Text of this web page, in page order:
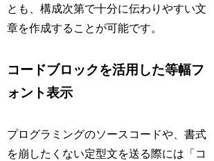
とも、構成次第で十分に伝わりやすい文
章を作成することが可能です。
コードブロックを活用した等幅フ
ォント表示
プログラミングのソースコードや、書式
を崩したくない定型文を送る際には「コ